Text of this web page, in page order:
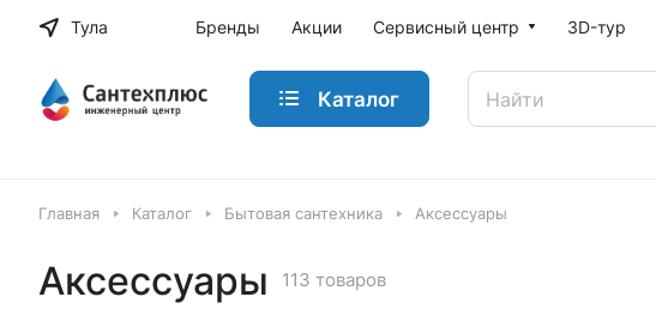
Тула Бренды Акции Сервисный центр 3D-тур
Каталог
Главная Каталог Бытовая сантехника Аксессуары
Аксессуары 113 товаров